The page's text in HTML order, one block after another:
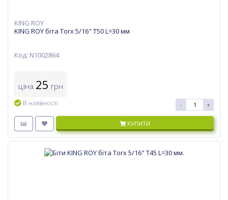
KING ROY
KING ROY біта Torx 5/16" T50 L=30 мм
Код: N1002864
ціна 25 грн
В наявності - +
КУПИТИ